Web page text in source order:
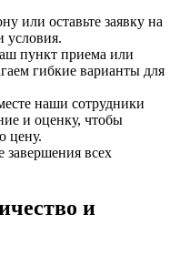
или оставьте заявку на
условия.
пункт приема или
гибкие варианты для
наши сотрудники
и оценку, чтобы
цену.
завершения всех
и